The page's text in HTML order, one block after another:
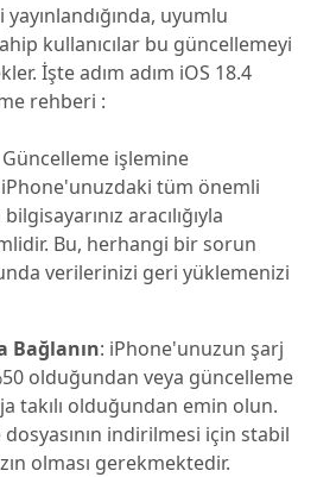
uyumlu
kullanıcılar bu güncellemeyi
İşte adım adım iOS 18.4
rehberi :
Güncelleme işlemine
tüm önemli
aracılığıyla
Bu, herhangi bir sorun
verilerinizi geri yüklemenizi
Bağlanın: iPhone'unuzun şarj
olduğundan veya güncelleme
takılı olduğundan emin olun.
indirilmesi için stabil
olması gerekmektedir.